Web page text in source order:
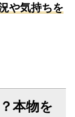
や気持ちを
本物を